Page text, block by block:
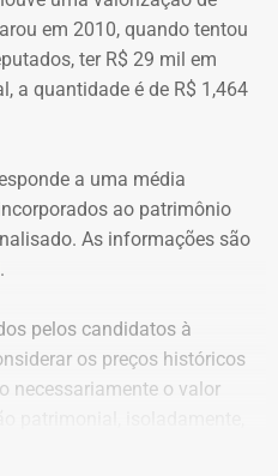
produzidas. O relatório
Público, ao Tribunal de
de Defesa
pente-fino no
de um mês após o
um suposto esquema
de aproximadamente R$
presas, entre elas o então
para controlar o incêndio.
sobre feridos.
o fogo na área.
em 2010, quando tentou
ter R$ 29 mil em
a quantidade é de R$ 1,464
a uma média
ao patrimônio
As informações são
.
pelos candidatos à
os preços históricos
necessariamente o valor